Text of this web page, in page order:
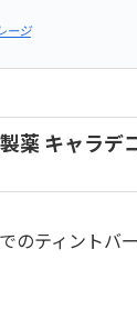
ージ
薬 キャラデ
のティントバ